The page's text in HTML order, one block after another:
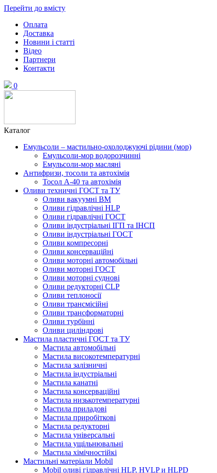
Перейти до вмісту
Оплата
Доставка
Новини і статті
Відео
Партнери
Контакти
0
Каталог
Емульсоли – мастильно-охолоджуючі рідини (мор)
Емульсоли-мор водорозчинні
Емульсоли-мор масляні
Антифризи, тосоли та автохімія
Тосол А-40 та автохімія
Оливи техничні ГОСТ та ТУ
Оливи вакуумні ВМ
Оливи гідравлічні HLP
Оливи гідравлічні ГОСТ
Оливи індустріальні ІГП та ІНСП
Оливи індустріальні ГОСТ
Оливи компресорні
Оливи консерваційні
Оливи моторні автомобільні
Оливи моторні ГОСТ
Оливи моторні суднові
Оливи редукторні CLP
Оливи теплоносії
Оливи трансмісійні
Оливи трансформаторні
Оливи турбінні
Оливи циліндрові
Мастила пластичні ГОСТ та ТУ
Мастила автомобільні
Мастила високотемпературні
Мастила залізничні
Мастила індустріальні
Мастила канатні
Мастила консерваційні
Мастила низькотемпературні
Мастила приладові
Мастила приробіткові
Мастила редукторні
Мастила універсальні
Мастила ущільнювальні
Мастила хімічностійкі
Мастильні матеріали Mobil
Mobil оливі гідравлічні HLP, HVLP и HLPD